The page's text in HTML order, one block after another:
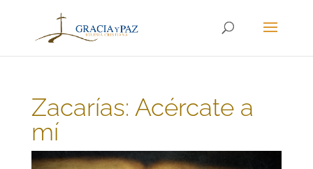
Zacarías: Acércate a
mí